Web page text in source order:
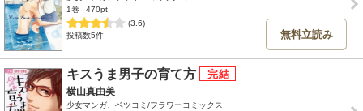
1巻
470pt
(3.6)
投稿数5件
無料立読み
キスうま男子の育て方
横山真由美
少女マンガ、ベツコミ/フラワーコミックス